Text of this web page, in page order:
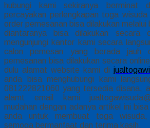
hubungi kami sekiranya berminat
percayakan perlengkapan toga wisuda
order pemesanan bisa dilakukan melalui
diantaranya
bisa dilakukan secara
mengunjungi kantor kami secara
calon pemesan yang berada jauh
pemesanan bisa dilakukan secara
dulu alamat website kami di
anda bisa menghubungi kami
081222821060 yang tersedia disana,
alamt email kami
mudahan dengan adanya artikel ini
anda untuk membuat toga wisuda,
semoga bermanfaat dan terima kasih.